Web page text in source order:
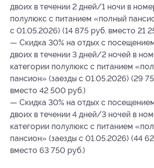
двоих в течении 2 дней/1 ночи в
полулюкс с питанием «полный
с 01.05.2026) (14 875 руб. вместо 21
— Скидка 30% на отдых с
двоих в течении 3 дней/2 ночей в
категории полулюкс с питанием
пансион» (заезды с 01.05.2026) (29
вместо 42 500 руб.)
— Скидка 30% на отдых с
двоих в течении 4 дней/3 ночей в
категории полулюкс с питанием
пансион» (заезды с 01.05.2026) (44
вместо 63 750 руб.)